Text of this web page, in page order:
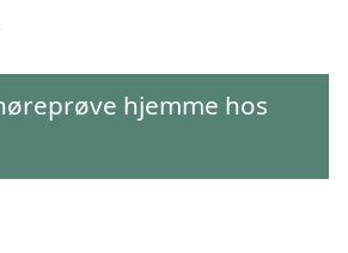
hjemme hos